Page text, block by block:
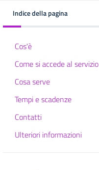
Indice della pagina
Cos'è
Come si accede al servizio
Cosa serve
Tempi e scadenze
Contatti
Ulteriori informazioni